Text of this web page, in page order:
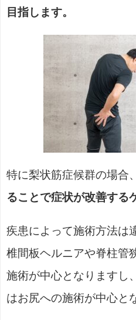
目指します。
特に梨状筋症候群の場合、
ることで症状が改善する
疾患によって施術方法は
椎間板ヘルニアや脊柱管
施術が中心となりますし
はお尻への施術が中心と